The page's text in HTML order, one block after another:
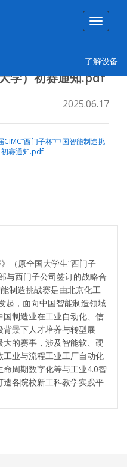
了解设备
能制造挑战赛 全国
学）初赛通知.pdf
2025.06.17
西门子杯”中国智能制造挑
初赛通知.pdf
（原全国大学生“西门子
与西门子公司签订的战略合
制造挑战赛是由北京化工
起，面向中国智能制造领域
制造业在工业自动化、信
景下人才培养与转型展
的赛事，涉及智能软、硬
业与流程工业工厂自动化
周期数字化等与工业4.0智
各院校新工科教学实践平